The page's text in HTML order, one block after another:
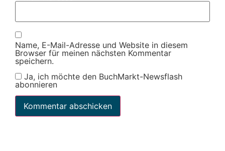
Name, E-Mail-Adresse und Website in diesem
Browser für meinen nächsten Kommentar
speichern.
Ja, ich möchte den BuchMarkt-Newsflash
abonnieren